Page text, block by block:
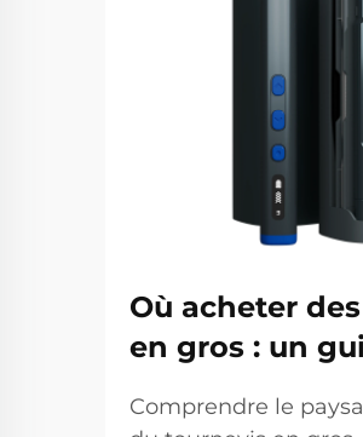
Où acheter
en gros : un
Comprendre le